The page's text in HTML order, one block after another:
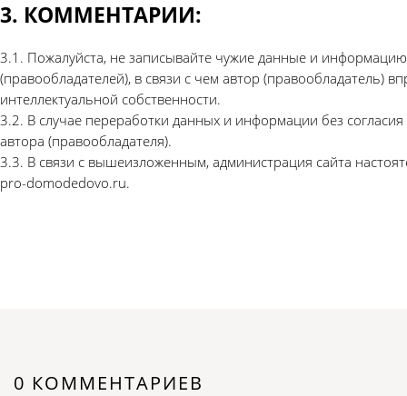
3. КОММЕНТАРИИ:
3.1. Пожалуйста, не записывайте чужие данные и
(правообладателей), в связи с чем автор (правообладатель)
интеллектуальной собственности.
3.2. В случае переработки данных и информации без
автора (правообладателя).
3.3. В связи с вышеизложенным, администрация сайта
pro-domodedovo.ru.
0 КОММЕНТАРИЕВ